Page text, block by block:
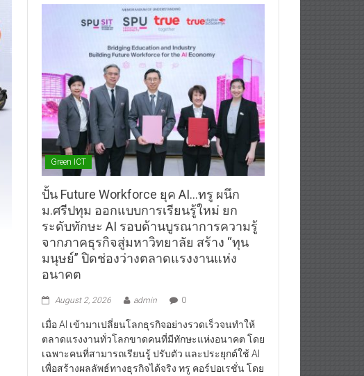
Green ICT
ปั้น Future Workforce ยุค AI…ทรู ผนึก
ม.ศรีปทุม ออกแบบการเรียนรู้ใหม่ ยก
ระดับทักษะ AI รอบด้านบูรณาการความรู้
จากภาคธุรกิจสู่มหาวิทยาลัย สร้าง “ทุน
มนุษย์” ปิดช่องว่างตลาดแรงงานแห่ง
อนาคต
August 2, 2026 admin 0
เมื่อ AI เข้ามาเปลี่ยนโลกธุรกิจอย่างรวดเร็วจนทำให้
ตลาดแรงงานทั่วโลกขาดคนที่มีทักษะแห่งอนาคต โดย
เฉพาะคนที่สามารถเรียนรู้ ปรับตัว และประยุกต์ใช้ AI
เพื่อสร้างผลลัพธ์ทางธุรกิจได้จริง ทรู คอร์ปอเรชั่น โดย